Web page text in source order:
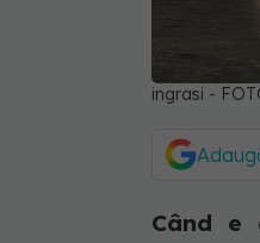
ingrasi -
Când e